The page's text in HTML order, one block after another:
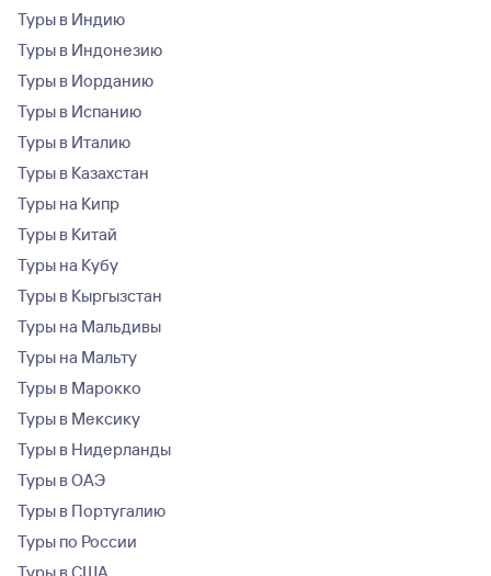
Туры в Индию
Туры в Индонезию
Туры в Иорданию
Туры в Испанию
Туры в Италию
Туры в Казахстан
Туры на Кипр
Туры в Китай
Туры на Кубу
Туры в Кыргызстан
Туры на Мальдивы
Туры на Мальту
Туры в Марокко
Туры в Мексику
Туры в Нидерланды
Туры в ОАЭ
Туры в Португалию
Туры по России